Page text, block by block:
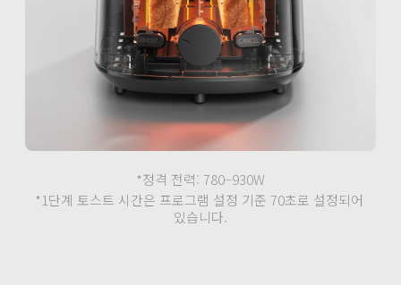
*정격 전력: 780–930W
*1단계 토스트 시간은 프로그램 설정 기준 70초로 설정되어
있습니다.